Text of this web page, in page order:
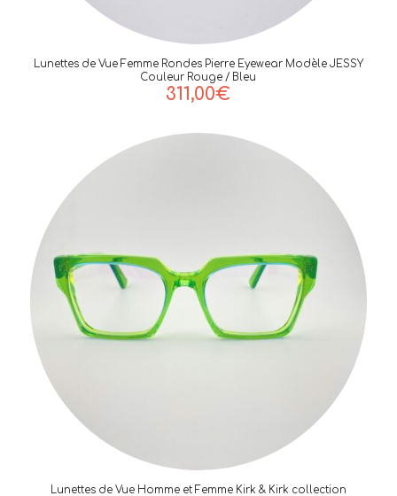
Lunettes de Vue Femme Rondes Pierre Eyewear Modèle JESSY
Couleur Rouge / Bleu
311,00€
Lunettes de Vue Homme et Femme Kirk & Kirk collection